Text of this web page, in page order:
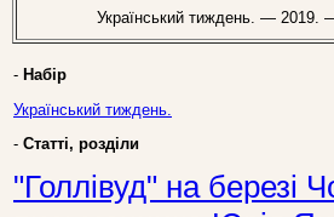
Український тиждень. — 2019.
- Набір
Український тиждень.
- Статті, розділи
"Голлівуд" на березі